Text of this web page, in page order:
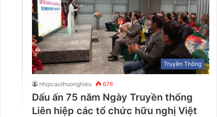
Truyền Thông
nhipcauthuonghieu 676
Dấu ấn 75 năm Ngày Truyền thống
Liên hiệp các tổ chức hữu nghị Việt